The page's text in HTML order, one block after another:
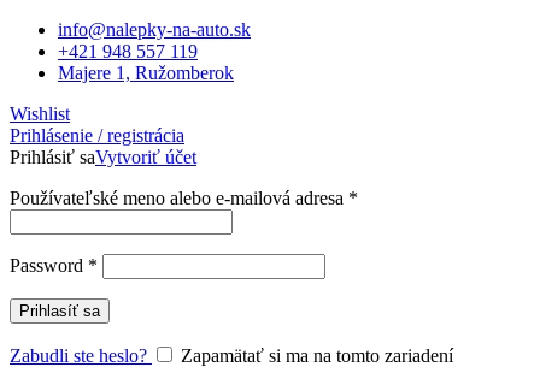
info@nalepky-na-auto.sk
+421 948 557 119
Majere 1, Ružomberok
Wishlist
Prihlásenie / registrácia
Prihlásiť saVytvoriť účet
Používateľské meno alebo e-mailová adresa *
Password *
Prihlasíť sa
Zabudli ste heslo? Zapamätať si ma na tomto zariadení